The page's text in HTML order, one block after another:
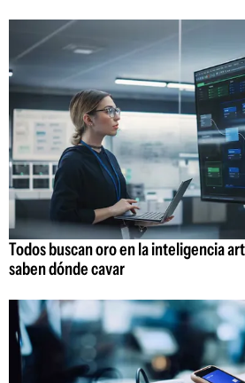
Todos buscan oro en la inteligencia
saben dónde cavar